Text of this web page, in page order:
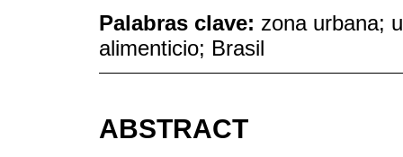
Palabras clave: zona urbana;
alimenticio; Brasil
ABSTRACT